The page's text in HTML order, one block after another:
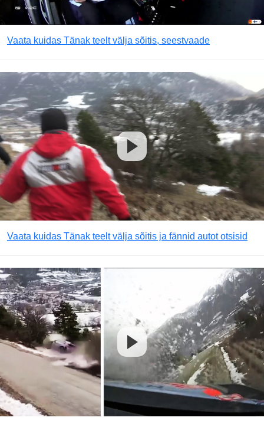
Vaata kuidas Tänak teelt välja sõitis, seestvaade
Vaata kuidas Tänak teelt välja sõitis ja fännid autot otsisid